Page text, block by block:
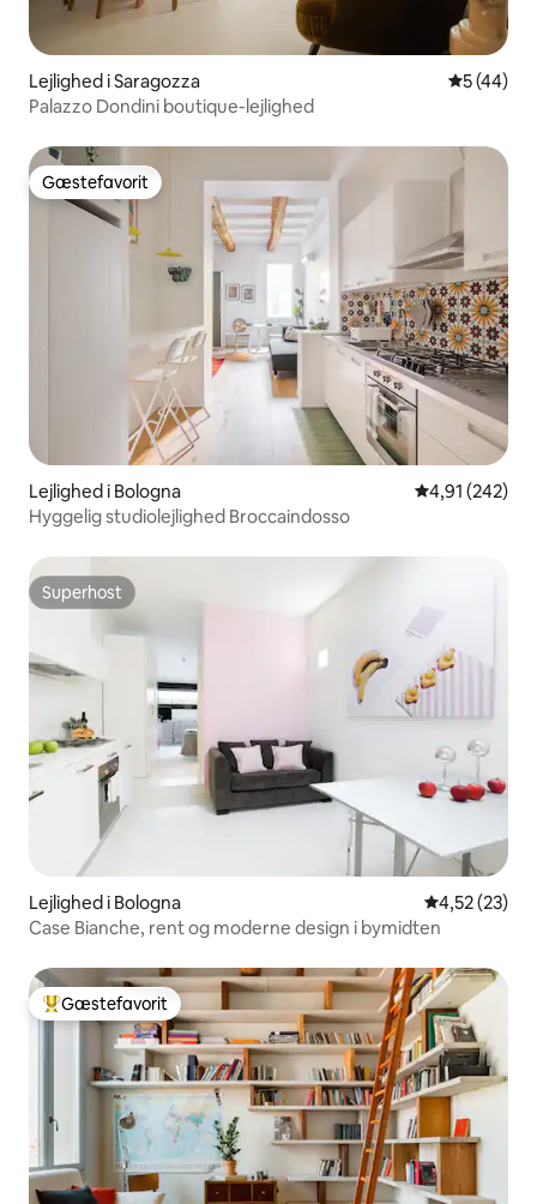
Lejlighed i Saragozza 5 ud af 5 i
5 (44)
Palazzo Dondini boutique-lejlighed
Gæstefavorit
Gæstefavorit
Lejlighed i Bologna 4,91 ud af 5 i
4,91 (242)
Hyggelig studiolejlighed Broccaindosso
Superhost
Superhost
Lejlighed i Bologna 4,52 ud af 5
4,52 (23)
Case Bianche, rent og moderne design i bymidten
Bedste gæstefavorit
Gæstefavorit